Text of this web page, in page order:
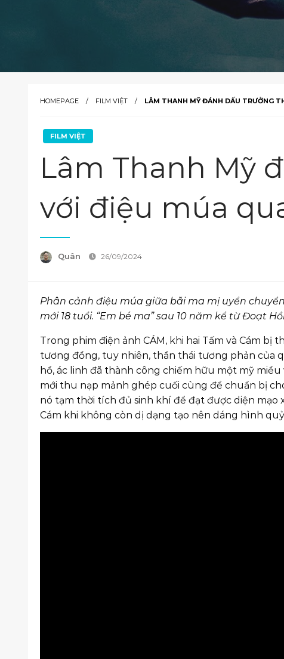
HOMEPAGE FILM VIỆT LÂM THANH MỸ ĐÁNH DẤU TRƯỞNG
FILM VIỆT
Lâm Thanh Mỹ
với điệu múa
Quân 26/09/2024
Phân cảnh điệu múa giữa bãi ma mị uyển
mới 18 tuổi. “Em bé ma” sau 10 năm kể từ Đoạt
Trong phim điện ảnh CÁM, khi hai Tấm và Cám
tương đồng, tuy nhiên, thần thái tương phản của
hồ, ác linh đã thành công chiếm hữu một mỹ
mới thu nạp mảnh ghép cuối cùng để chuẩn bị
nó tạm thời tích đủ sinh khí để đạt được diện mạo
Cám khi không còn dị dạng tạo nên dáng hình